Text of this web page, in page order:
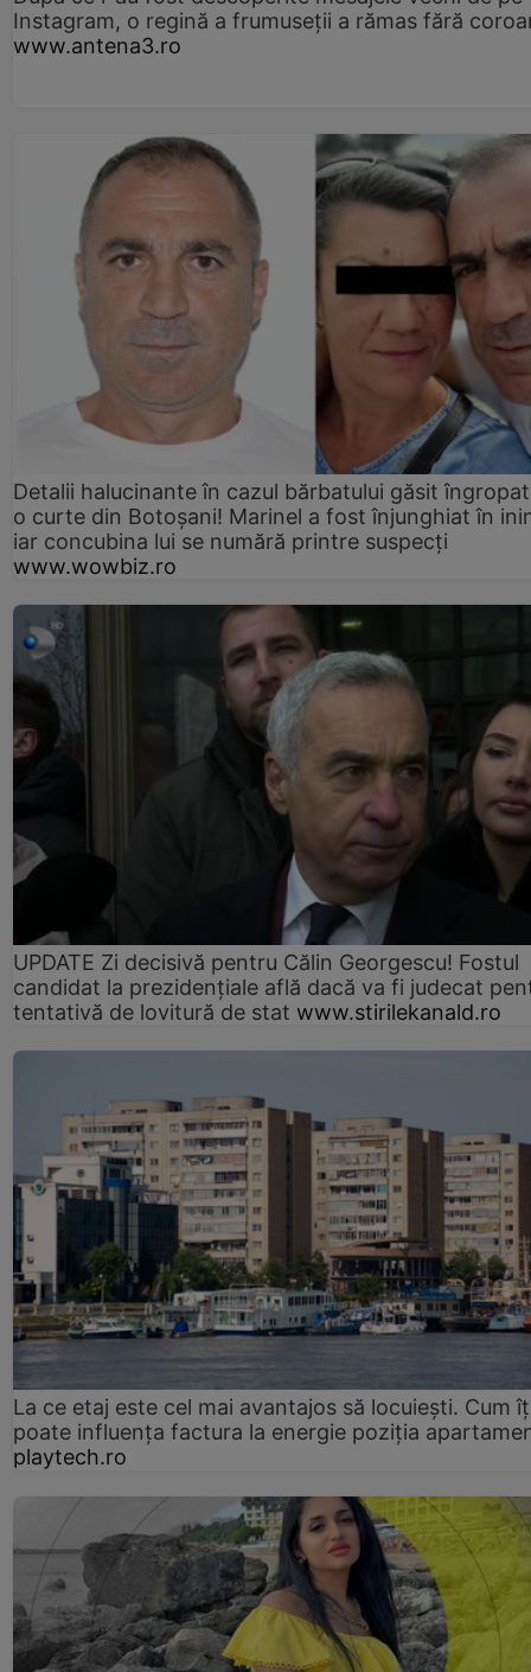
Instagram, o regină a frumuseții a rămas fără
www.antena3.ro
Detalii halucinante în cazul bărbatului găsit
o curte din Botoșani! Marinel a fost înjunghiat în
iar concubina lui se numără printre suspecți
www.wowbiz.ro
UPDATE Zi decisivă pentru Călin Georgescu! Fostul
candidat la prezidențiale află dacă va fi judecat
tentativă de lovitură de stat www.stirilekanald.ro
La ce etaj este cel mai avantajos să locuiești. Cum
poate influența factura la energie poziția
playtech.ro